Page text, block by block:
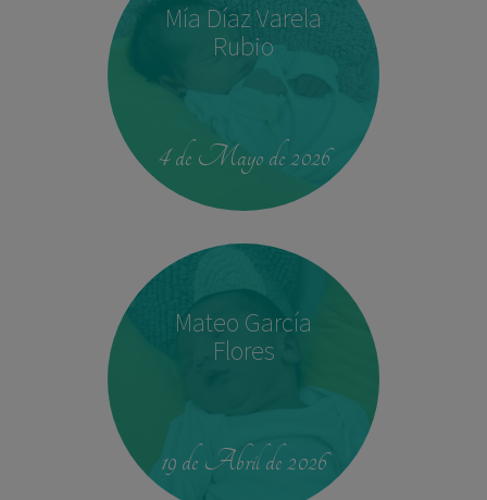
Mía Díaz Varela
Rubio
4 de Mayo de 2026
Mateo García
Flores
19 de Abril de 2026